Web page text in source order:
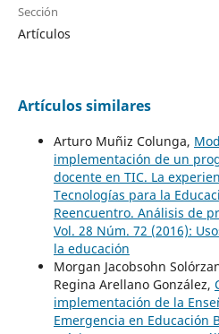
Sección
Artículos
Artículos similares
Arturo Muñiz Colunga,
implementación de un
docente en TIC. La
Tecnologías para la
Reencuentro. Análisis de
Vol. 28 Núm. 72 (2016):
la educación
Morgan Jacobsohn
Regina Arellano González,
implementación de la
Emergencia en Educación